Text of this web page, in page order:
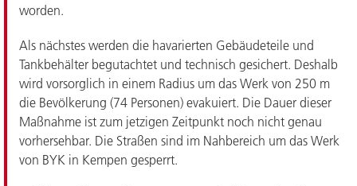
worden.
Als nächstes werden die havarierten Gebäudeteile und
Tankbehälter begutachtet und technisch gesichert. Deshalb
wird vorsorglich in einem Radius um das Werk von 250 m
die Bevölkerung (74 Personen) evakuiert. Die Dauer dieser
Maßnahme ist zum jetzigen Zeitpunkt noch nicht genau
vorhersehbar. Die Straßen sind im Nahbereich um das Werk
von BYK in Kempen gesperrt.